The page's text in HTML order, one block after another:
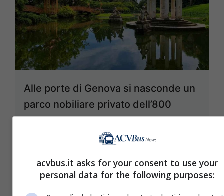
Alle porte di Genova si nasconde un
parco nobiliare privato dell’800
visitabile da tutti e pieno di sorprese:
mistero, esoterismo, natura e arte
acvbus.it asks for your consent to use your
personal data for the following purposes: